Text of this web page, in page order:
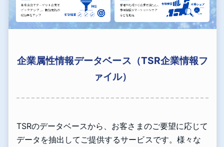
企業属性情報データベース（TSR企業情報フ
ァイル）
TSRのデータベースから、お客さまのご要望に応じて
データを抽出してご提供するサービスです。様々な